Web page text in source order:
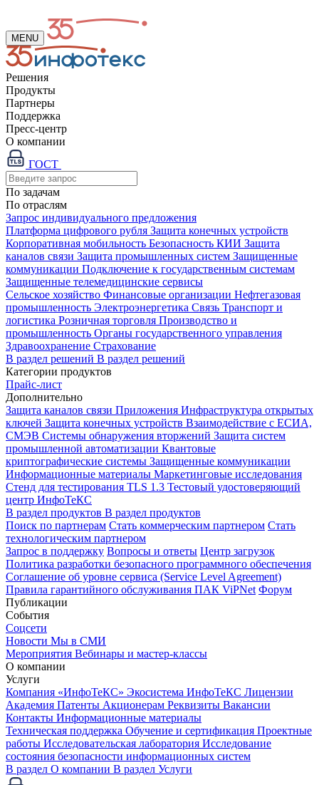
MENU
Решения
Продукты
Партнеры
Поддержка
Пресс-центр
О компании
ГОСТ
По задачам
По отраслям
Запрос индивидуального предложения
Платформа цифрового рубля Защита конечных устройств
Корпоративная мобильность Безопасность КИИ Защита
каналов связи Защита промышленных систем Защищенные
коммуникации Подключение к государственным системам
Защищенные телемедицинские сервисы
Сельское хозяйство Финансовые организации Нефтегазовая
промышленность Электроэнергетика Связь Транспорт и
логистика Розничная торговля Производство и
промышленность Органы государственного управления
Здравоохранение Страхование
В раздел решений В раздел решений
Категории продуктов
Прайс-лист
Дополнительно
Защита каналов связи Приложения Инфраструктура открытых
ключей Защита конечных устройств Взаимодействие с ЕСИА,
СМЭВ Системы обнаружения вторжений Защита систем
промышленной автоматизации Квантовые
криптографические системы Защищенные коммуникации
Информационные материалы Маркетинговые исследования
Стенд для тестирования TLS 1.3 Тестовый удостоверяющий
центр ИнфоТеКС
В раздел продуктов В раздел продуктов
Поиск по партнерам Стать коммерческим партнером Стать
технологическим партнером
Запрос в поддержку Вопросы и ответы Центр загрузок
Политика разработки безопасного программного обеспечения
Соглашение об уровне сервиса (Service Level Agreement)
Правила гарантийного обслуживания ПАК ViPNet Форум
Публикации
События
Соцсети
Новости Мы в СМИ
Мероприятия Вебинары и мастер-классы
О компании
Услуги
Компания «ИнфоТеКС» Экосистема ИнфоТеКС Лицензии
Академия Патенты Акционерам Реквизиты Вакансии
Контакты Информационные материалы
Техническая поддержка Обучение и сертификация Проектные
работы Исследовательская лаборатория Исследование
состояния безопасности информационных систем
В раздел О компании В раздел Услуги